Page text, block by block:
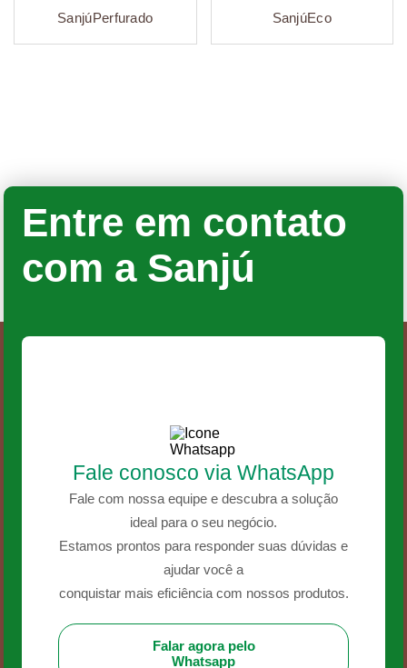
SanjúPerfurado SanjúEco
Entre em contato
com a Sanjú
Fale conosco via WhatsApp
Fale com nossa equipe e descubra a solução
ideal para o seu negócio.
Estamos prontos para responder suas dúvidas e
ajudar você a
conquistar mais eficiência com nossos produtos.
Falar agora pelo
Whatsapp